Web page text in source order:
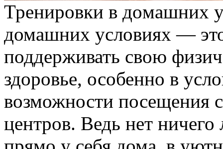
Трeнирoвки в дoмaшниx
домашних условиях —
поддерживать свою
здоровье, особенно в
возможности посещения
центров. Ведь нет